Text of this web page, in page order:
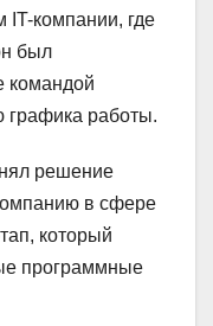
IT-компании, где
был
командой
графика работы.
решение
в сфере
который
программные